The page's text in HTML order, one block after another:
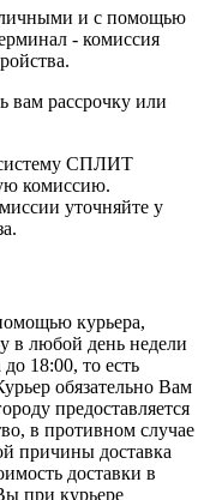
и с помощью
- комиссия
рассрочку или
систему СПЛИТ
комиссию.
уточняйте у
курьера,
в любой день недели
18:00, то есть
обязательно Вам
предоставляется
в противном случае
причины доставка
доставки в
при курьере